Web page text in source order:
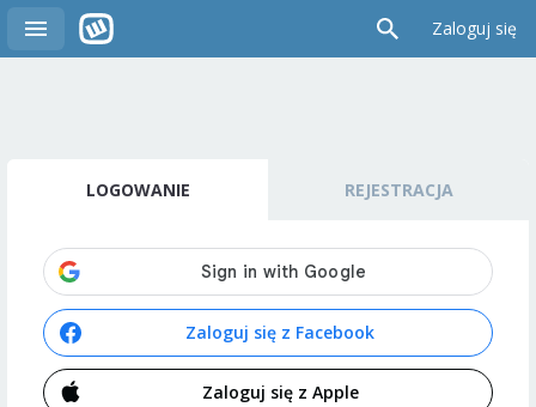
Zaloguj się
LOGOWANIE REJESTRACJA
Zaloguj się z Facebook
Zaloguj się z Apple